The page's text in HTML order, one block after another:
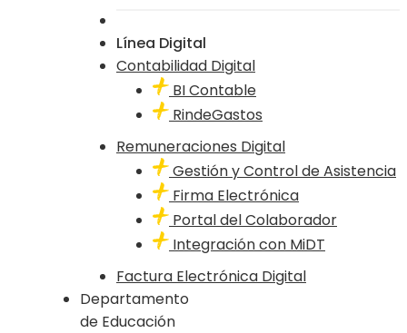
Línea Digital
Contabilidad Digital
BI Contable
RindeGastos
Remuneraciones Digital
Gestión y Control de Asistencia
Firma Electrónica
Portal del Colaborador
Integración con MiDT
Factura Electrónica Digital
Departamento
de Educación